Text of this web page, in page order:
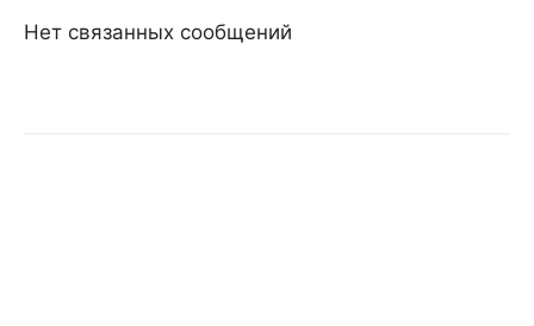
Нет связанных сообщений